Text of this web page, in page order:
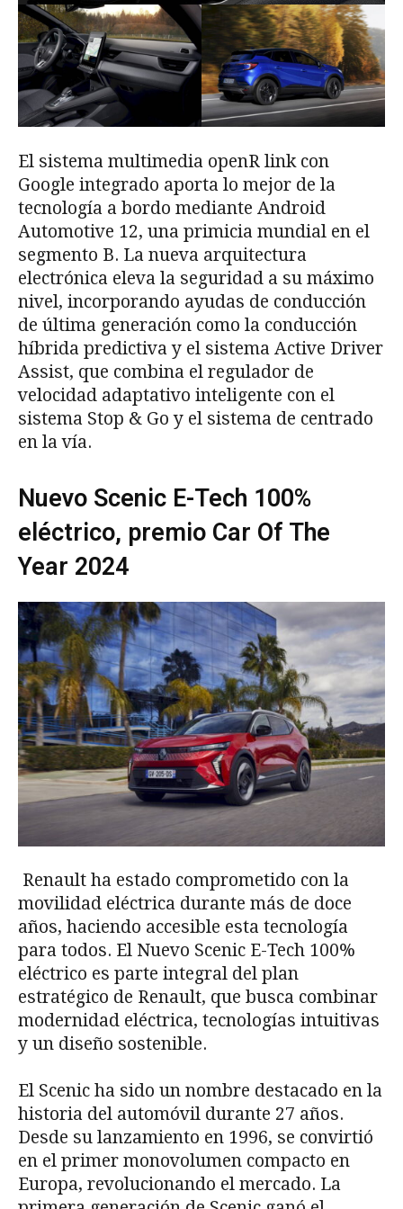
El sistema multimedia openR link con
Google integrado aporta lo mejor de la
tecnología a bordo mediante Android
Automotive 12, una primicia mundial en el
segmento B. La nueva arquitectura
electrónica eleva la seguridad a su máximo
nivel, incorporando ayudas de conducción
de última generación como la conducción
híbrida predictiva y el sistema Active Driver
Assist, que combina el regulador de
velocidad adaptativo inteligente con el
sistema Stop & Go y el sistema de centrado
en la vía.
Nuevo Scenic E-Tech 100%
eléctrico, premio Car Of The
Year 2024
Renault ha estado comprometido con la
movilidad eléctrica durante más de doce
años, haciendo accesible esta tecnología
para todos. El Nuevo Scenic E-Tech 100%
eléctrico es parte integral del plan
estratégico de Renault, que busca combinar
modernidad eléctrica, tecnologías intuitivas
y un diseño sostenible.
El Scenic ha sido un nombre destacado en la
historia del automóvil durante 27 años.
Desde su lanzamiento en 1996, se convirtió
en el primer monovolumen compacto en
Europa, revolucionando el mercado. La